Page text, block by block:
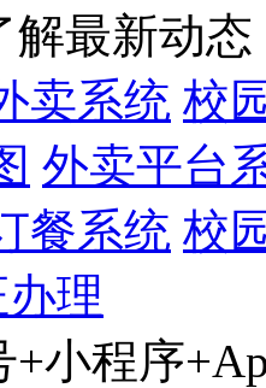
解最新动态
卖系统 校
外卖平台
餐系统 校
理
小程序